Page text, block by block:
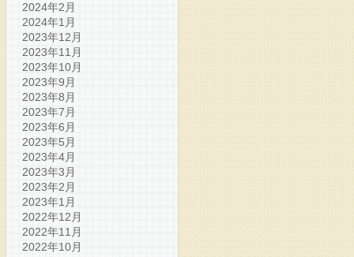
2024年2月
2024年1月
2023年12月
2023年11月
2023年10月
2023年9月
2023年8月
2023年7月
2023年6月
2023年5月
2023年4月
2023年3月
2023年2月
2023年1月
2022年12月
2022年11月
2022年10月